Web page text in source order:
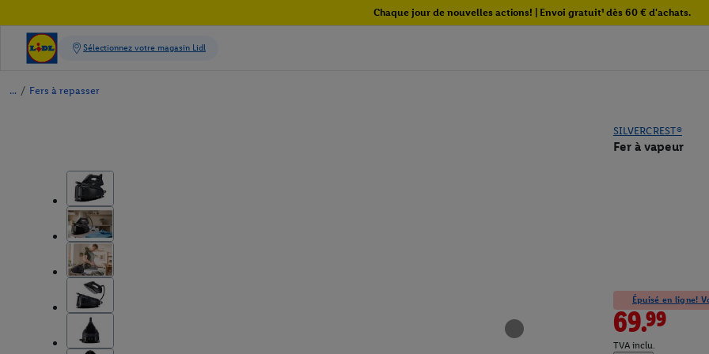
Chaque jour de nouvelles actions! | Envoi gratuit¹ dès 60 € d'achats.
/ Fers à repasser
SILVERCREST®
Fer à vapeur
Épuisé en ligne!
69.99
TVA inclu.